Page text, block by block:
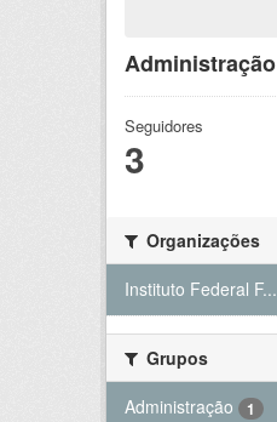
Administração
Seguidores
3
Organizações
Instituto Federal F...
Grupos
Administração
1